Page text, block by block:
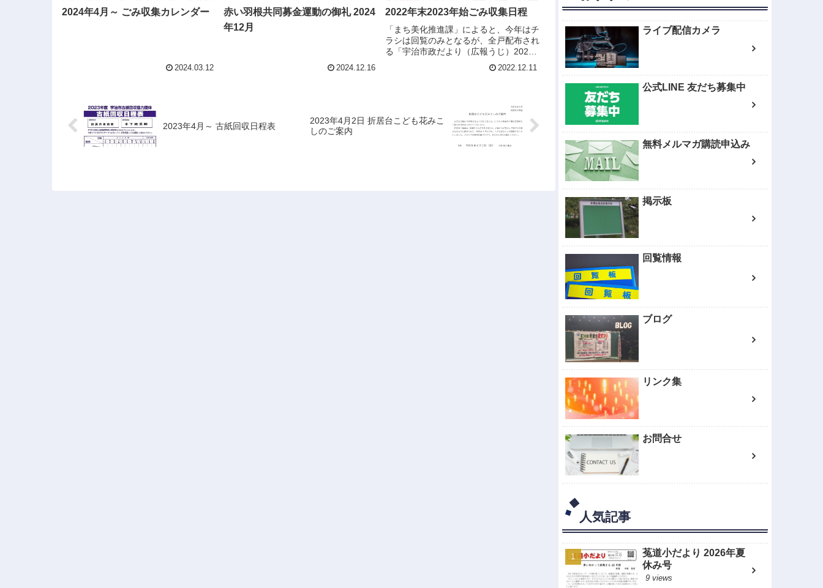
2024年4月～ ごみ収集カレンダー
2024.03.12
赤い羽根共同募金運動の御礼 2024
年12月
2024.12.16
2022年末2023年始ごみ収集日程
「まち美化推進課」によると、今年はチ
ラシは回覧のみとなるが、全戸配布され
る「宇治市政だより（広報うじ）2022
年12月15月号」に同じ内容のものが掲
載されているのでそちらを参照して欲し
2022.12.11
2023年4月～ 古紙回収日程表
2023年4月2日 折居台こども花みこ
しのご案内
ライブ配信カメラ
公式LINE 友だち募集中
無料メルマガ購読申込み
掲示板
回覧情報
ブログ
リンク集
お問合せ
人気記事
菟道小だより 2026年夏
休み号
9 views